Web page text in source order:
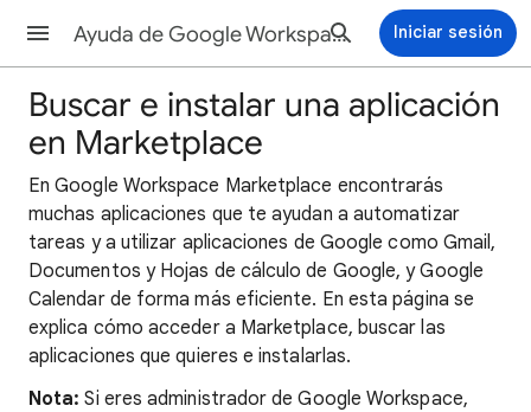
Ayuda de Google Workspace Marketplace Iniciar sesión
Buscar e instalar una aplicación
en Marketplace
En Google Workspace Marketplace encontrarás
muchas aplicaciones que te ayudan a automatizar
tareas y a utilizar aplicaciones de Google como Gmail,
Documentos y Hojas de cálculo de Google, y Google
Calendar de forma más eficiente. En esta página se
explica cómo acceder a Marketplace, buscar las
aplicaciones que quieres e instalarlas.
Nota:Si eres administrador de Google Workspace,